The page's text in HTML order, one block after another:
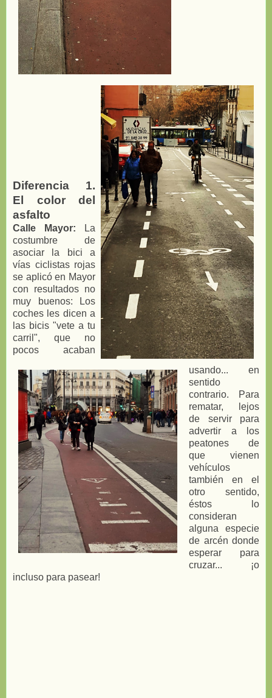
Diferencia 1.
El color del
asfalto
Calle Mayor:
La
costumbre de
asociar la bici a
vías ciclistas rojas
se aplicó en Mayor
con resultados no
muy buenos: Los
coches les dicen a
las bicis "vete a tu
carril", que no
pocos acaban
usando... en
sentido
contrario. Para
rematar, lejos
de servir para
advertir a los
peatones de
que vienen
vehículos
también en el
otro sentido,
éstos lo
consideran
alguna especie
de arcén donde
esperar para
cruzar... ¡o
incluso para pasear!